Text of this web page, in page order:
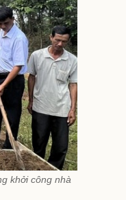
khởi công nhà